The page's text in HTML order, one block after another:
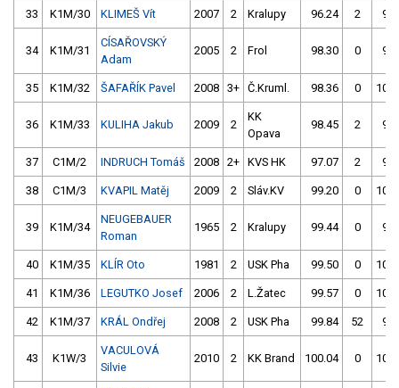
33 K1M/30 KLIMEŠ Vít 2007 2 Kralupy 96.24 2
34 K1M/31
CÍSAŘOVSKÝ
Adam
2005 2 Frol 98.30 0
35 K1M/32 ŠAFAŘÍK Pavel 2008 3+ Č.Kruml. 98.36 0
36 K1M/33 KULIHA Jakub 2009 2
KK
Opava
98.45 2
37 C1M/2 INDRUCH Tomáš 2008 2+ KVS HK 97.07 2
38 C1M/3 KVAPIL Matěj 2009 2 Sláv.KV 99.20 0
39 K1M/34
NEUGEBAUER
Roman
1965 2 Kralupy 99.44 0
40 K1M/35 KLÍR Oto 1981 2 USK Pha 99.50 0
41 K1M/36 LEGUTKO Josef 2006 2 L.Žatec 99.57 0
42 K1M/37 KRÁL Ondřej 2008 2 USK Pha 99.84 52
43 K1W/3
VACULOVÁ
Silvie
2010 2 KK Brand 100.04 0